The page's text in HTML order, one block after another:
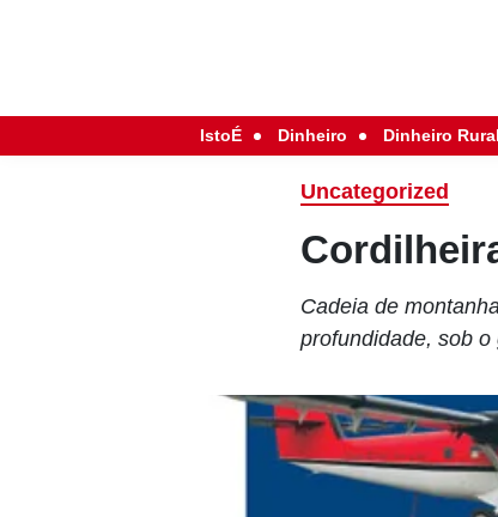
IstoÉ Dinheiro Dinheiro Rural
Uncategorized
Cadeia de
profundidade, sob